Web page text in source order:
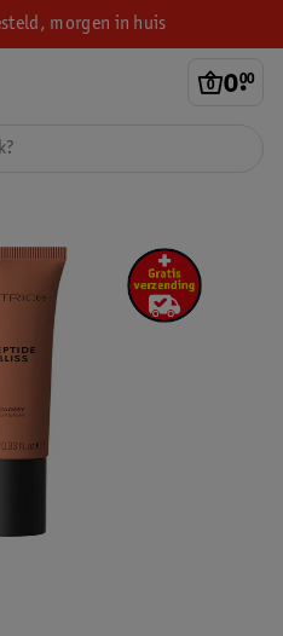
morgen in huis
0.
00